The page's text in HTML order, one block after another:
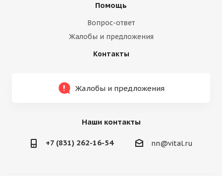
Помощь
Вопрос-ответ
Жалобы и предложения
Контакты
Жалобы и предложения
Наши контакты
+7 (831) 262-16-54 nn@vital.ru